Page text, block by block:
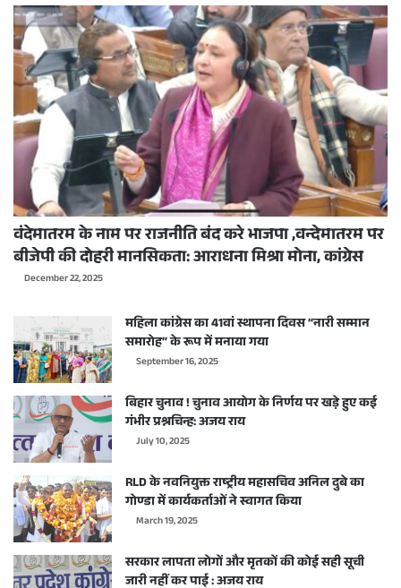
वंदेमातरम के नाम पर राजनीति बंद करे भाजपा ,वन्देमातरम पर
बीजेपी की दोहरी मानसिकता: आराधना मिश्रा मोना, कांग्रेस
December 22, 2025
महिला कांग्रेस का 41वां स्थापना दिवस “नारी सम्मान
समारोह” के रूप में मनाया गया
September 16, 2025
बिहार चुनाव ! चुनाव आयोग के निर्णय पर खड़े हुए कई
गंभीर प्रश्नचिन्ह: अजय राय
July 10, 2025
RLD के नवनियुक्त राष्ट्रीय महासचिव अनिल दुबे का
गोण्डा में कार्यकर्ताओं ने स्वागत किया
March 19, 2025
सरकार लापता लोगों और मृतकों की कोई सही सूची
जारी नहीं कर पाई : अजय राय